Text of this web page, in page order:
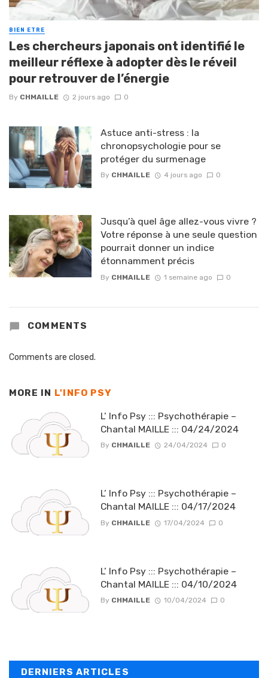
BIEN ETRE
Les chercheurs japonais ont identifié le
meilleur réflexe à adopter dès le réveil
pour retrouver de l’énergie
By CHMAILLE 2 jours ago 0
Astuce anti-stress : la
chronopsychologie pour se
protéger du surmenage
By CHMAILLE 4 jours ago 0
Jusqu’à quel âge allez-vous vivre ?
Votre réponse à une seule question
pourrait donner un indice
étonnamment précis
By CHMAILLE 1 semaine ago 0
COMMENTS
Comments are closed.
MORE IN L'INFO PSY
L’ Info Psy ::: Psychothérapie –
Chantal MAILLE ::: 04/24/2024
By CHMAILLE 24/04/2024 0
L’ Info Psy ::: Psychothérapie –
Chantal MAILLE ::: 04/17/2024
By CHMAILLE 17/04/2024 0
L’ Info Psy ::: Psychothérapie –
Chantal MAILLE ::: 04/10/2024
By CHMAILLE 10/04/2024 0
DERNIERS ARTICLES